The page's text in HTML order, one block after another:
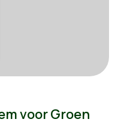
voor Groen